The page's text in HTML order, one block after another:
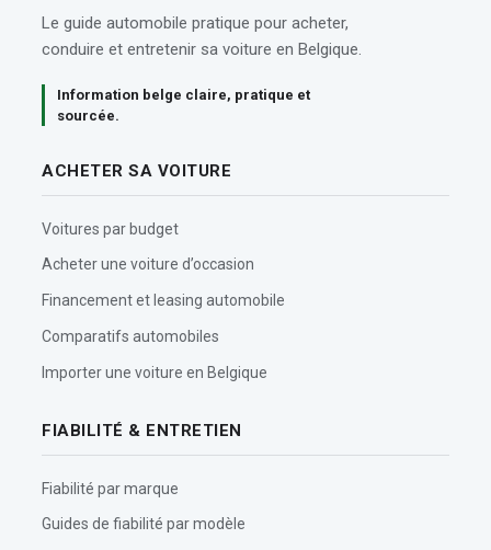
Le guide automobile pratique pour acheter,
conduire et entretenir sa voiture en Belgique.
Information belge claire, pratique et
sourcée.
ACHETER SA VOITURE
Voitures par budget
Acheter une voiture d’occasion
Financement et leasing automobile
Comparatifs automobiles
Importer une voiture en Belgique
FIABILITÉ & ENTRETIEN
Fiabilité par marque
Guides de fiabilité par modèle